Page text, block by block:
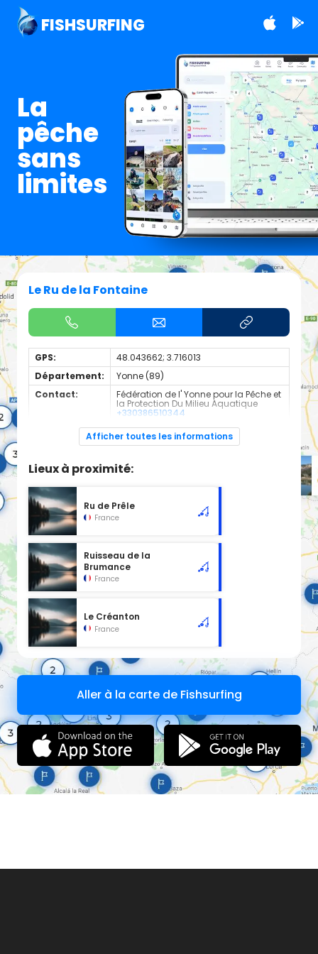
FISHSURFING
La
pêche
sans
limites
Le Ru de la Fontaine
GPS:
48.043662; 3.716013
Département:
Yonne (89)
Contact:
Fédération de l' Yonne pour la Pêche et
la Protection Du Milieu Aquatique
+330386510344
Espèces de
Truite
sélectionné, d'une longueur de 6.00 km.
Afficher toutes les informations
Lieux à proximité:
Ru de Prêle
France
Ruisseau de la
Brumance
France
Le Créanton
France
Aller à la carte de Fishsurfing